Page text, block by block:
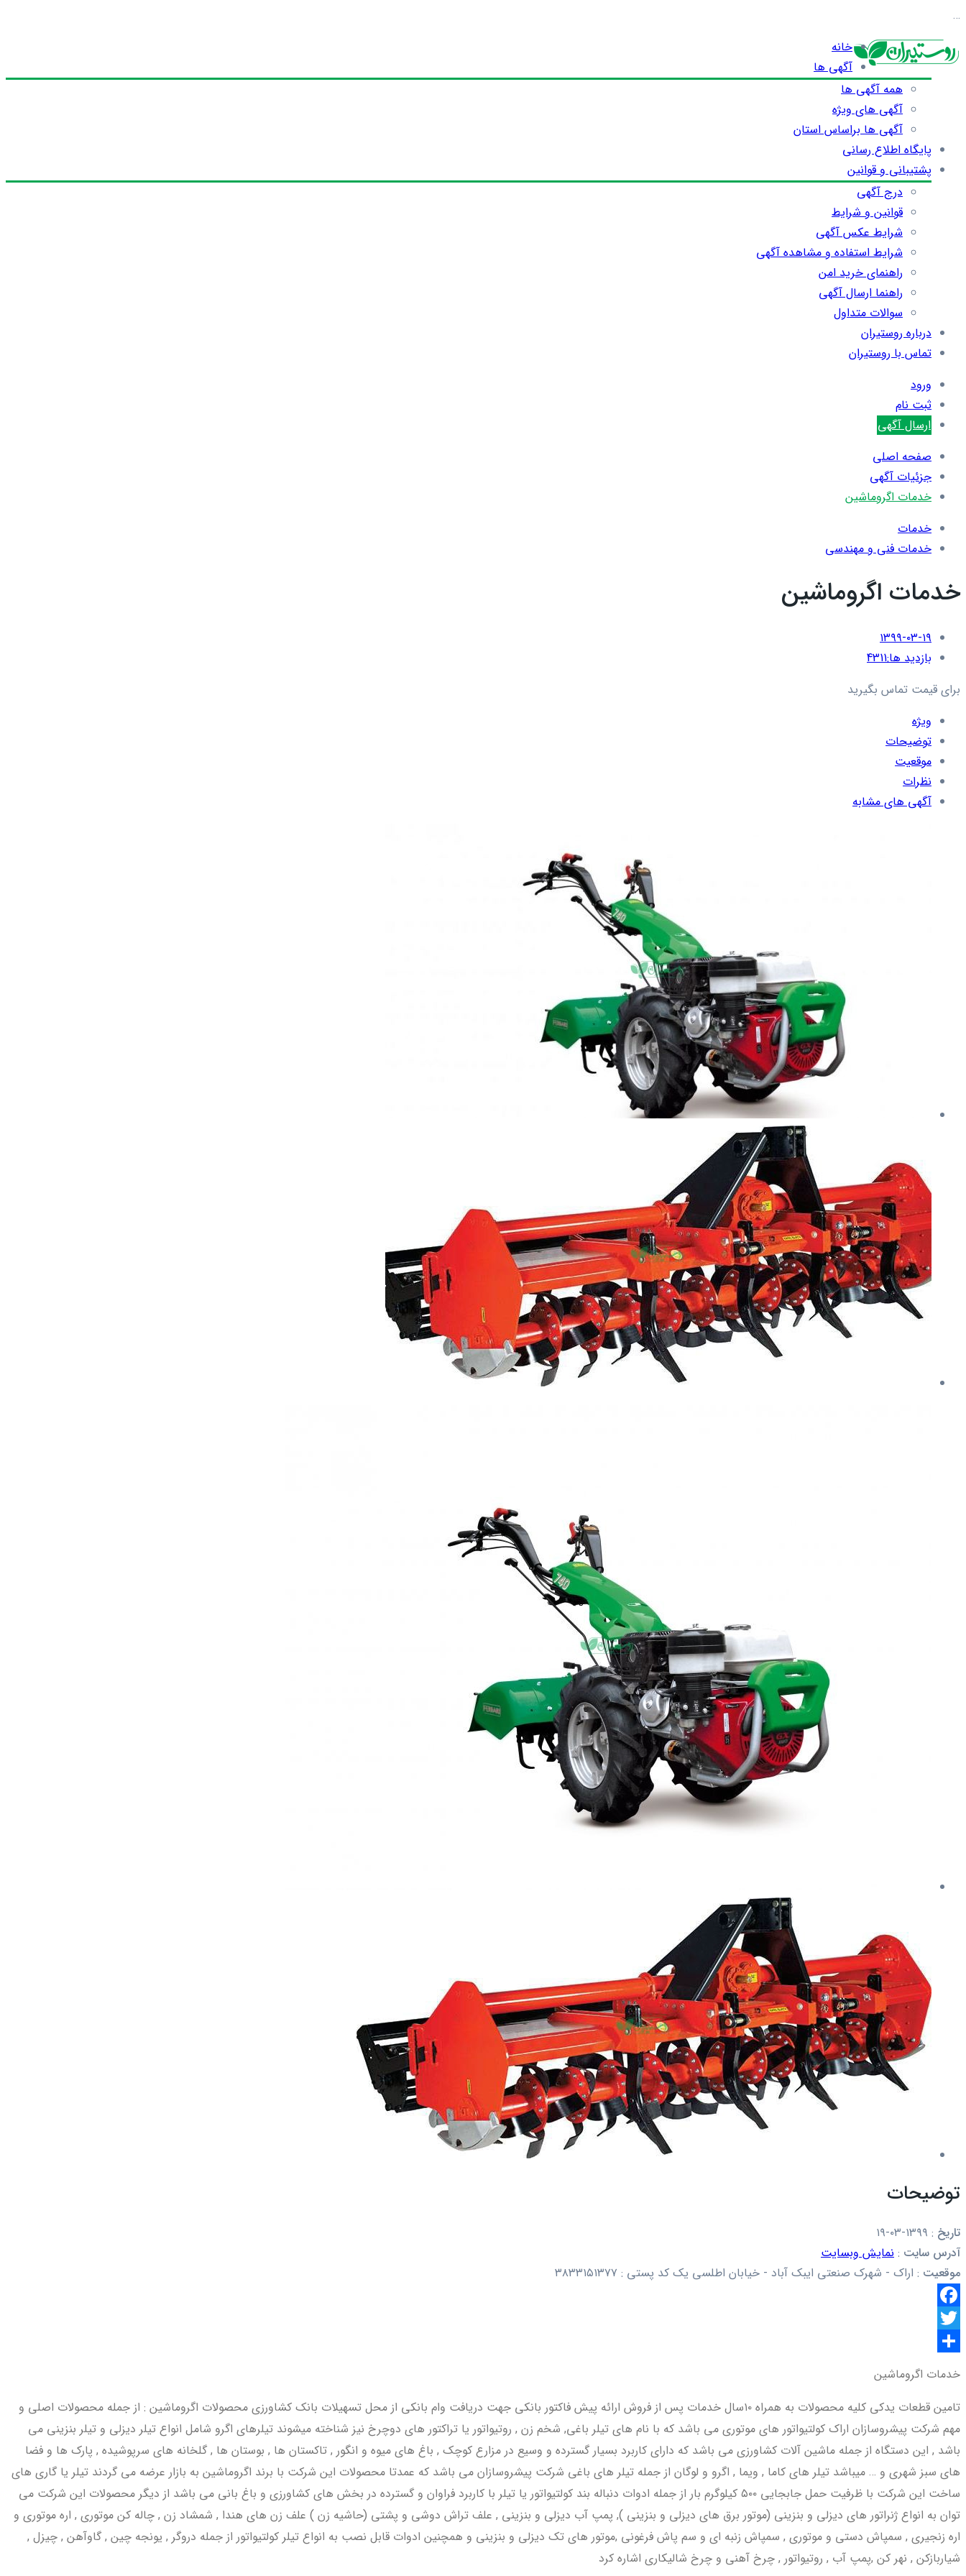
…
خانه
آگهی ها
همه آگهی ها
آگهی های ویژه
آگهی ها براساس استان
پایگاه اطلاع رسانی
پشتیبانی و قوانین
درج آگهی
قوانین و شرایط
شرایط عکس آگهی
شرایط استفاده و مشاهده آگهی
راهنمای خرید امن
راهنما ارسال آگهی
سوالات متداول
درباره روستیران
تماس با روستیران
ورود
ثبت نام
ارسال آگهی
صفحه اصلی
جزئیات آگهی
خدمات اگروماشین
خدمات
خدمات فنی و مهندسی
خدمات اگروماشین
۱۳۹۹-۰۳-۱۹
بازدید ها:4311
برای قیمت تماس بگیرید
ویژه
توضیحات
موقعیت
نظرات
آگهی های مشابه
توضیحات
تاریخ :
آدرس سایت : نمایش وبسایت
موقعیت : اراک - شهرک صنعتی ایبک آباد - خیابان اطلسی یک کد پستی : ۳۸۳۳۱۵۱۳۷۷
Facebook
Twitter
خدمات اگروماشین
تامین قطعات یدکی کلیه محصولات به همراه ۱۰سال خدمات پس از فروش ارائه پیش فاکتور بانکی جهت دریافت وام بانکی از محل تسهیلات بانک کشاورزی محصولات اگروماشین : از جمله محصولات اصلی و
مهم شرکت پیشروسازان اراک کولتیواتور های موتوری می باشد که با نام های تیلر باغی, شخم زن , روتیواتور یا تراکتور های دوچرخ نیز شناخته میشوند تیلرهای اگرو شامل انواع تیلر دیزلی و تیلر بنزینی می
باشد , این دستگاه از جمله ماشین آلات کشاورزی می باشد که دارای کاربرد بسیار گسترده و وسیع در مزارع کوچک , باغ های میوه و انگور , تاکستان ها , بوستان ها , گلخانه های سرپوشیده , پارک ها و فضا
های سبز شهری و … میباشد تیلر های کاما , ویما , اگرو و لوگان از جمله تیلر های باغی شرکت پیشروسازان می باشد که عمدتا محصولات این شرکت با برند اگروماشین به بازار عرضه می گردند تیلر یا گاری های
ساخت این شرکت با ظرفیت حمل جابجایی ۵۰۰ کیلوگرم بار از جمله ادوات دنباله بند کولتیواتور یا تیلر با کاربرد فراوان و گسترده در بخش های کشاورزی و باغ بانی می باشد از دیگر محصولات این شرکت می
توان به انواع ژنراتور های دیزلی و بنزینی (موتور برق های دیزلی و بنزینی ), پمپ آب دیزلی و بنزینی , علف تراش دوشی و پشتی (حاشیه زن ) علف زن های هندا , شمشاد زن , چاله کن موتوری , اره موتوری و
اره زنجیری , سمپاش دستی و موتوری , سمپاش زنبه ای و سم پاش فرغونی ,موتور های تک دیزلی و بنزینی و همچنین ادوات قابل نصب به انواع تیلر کولتیواتور از جمله دروگر , یونجه چین , گاوآهن , چیزل ,
شیاربازکن , نهر کن ,پمپ آب , روتیواتور , چرخ آهنی و چرخ شالیکاری اشاره کرد